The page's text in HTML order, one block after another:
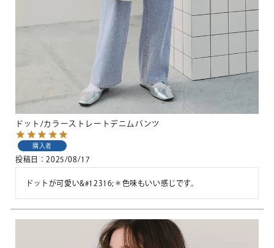
ドット/カラーストレートデニムパンツ
購入者
投稿日 2025/08/17
ドットが可愛い&#12316;＊色味もいい感じです。